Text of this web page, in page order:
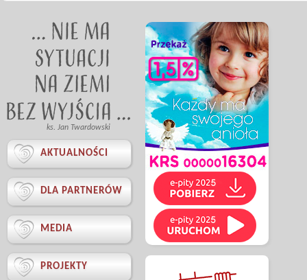
ks. Jan Twardowski
 AKTUALNOŚCI
 DLA PARTNERÓW
 MEDIA
 PROJEKTY